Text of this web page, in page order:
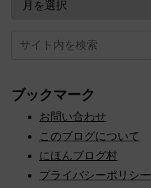
ブックマーク
お問い合わせ
このブログについて
にほんブログ村
プライバシーポリシー